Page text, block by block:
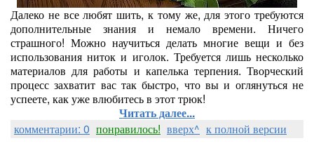
Далеко не все любят шить, к тому же, для этого требуются
дополнительные знания и немало времени. Ничего
страшного! Можно научиться делать многие вещи и без
использования ниток и иголок. Требуется лишь несколько
материалов для работы и капелька терпения. Творческий
процесс захватит вас так быстро, что вы и оглянуться не
успеете, как уже влюбитесь в этот трюк!
Читать далее...
комментарии: 0 понравилось! вверх^ к полной версии